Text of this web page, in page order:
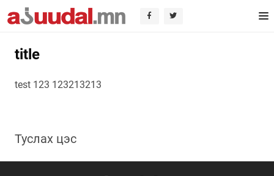
title
test 123 123213213
Туслах цэс